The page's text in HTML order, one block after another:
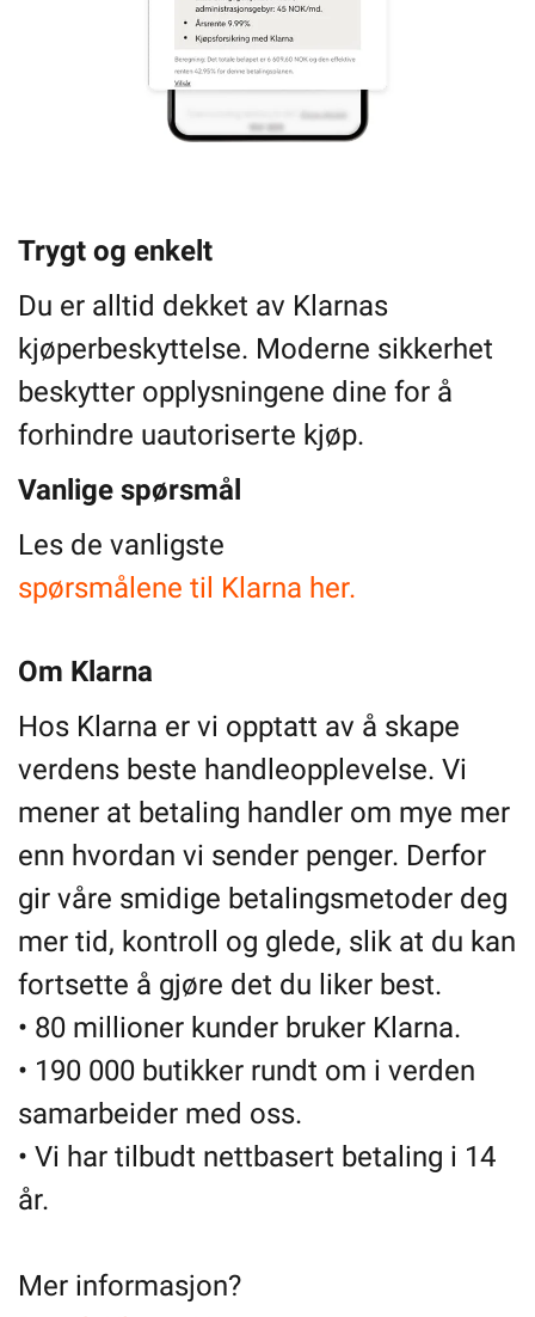
Trygt og enkelt
Du er alltid dekket av Klarnas
kjøperbeskyttelse. Moderne sikkerhet
beskytter opplysningene dine for å
forhindre uautoriserte kjøp.
Vanlige spørsmål
Les de vanligste
spørsmålene til Klarna her.
Om Klarna
Hos Klarna er vi opptatt av å skape
verdens beste handleopplevelse. Vi
mener at betaling handler om mye mer
enn hvordan vi sender penger. Derfor
gir våre smidige betalingsmetoder deg
mer tid, kontroll og glede, slik at du kan
fortsette å gjøre det du liker best.
• 80 millioner kunder bruker Klarna.
• 190 000 butikker rundt om i verden
samarbeider med oss.
• Vi har tilbudt nettbasert betaling i 14
år.
Mer informasjon?